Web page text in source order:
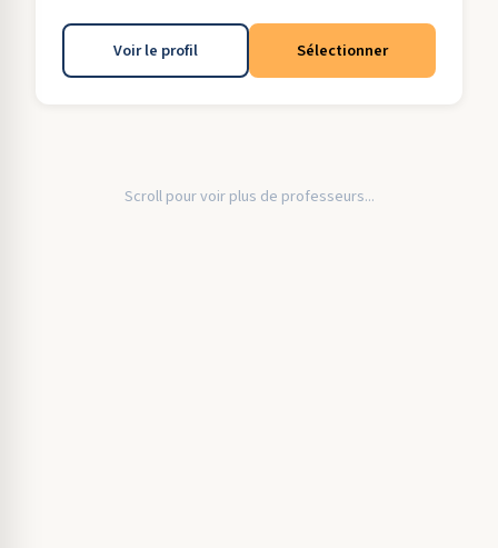
Voir le profil Sélectionner
Scroll pour voir plus de professeurs...